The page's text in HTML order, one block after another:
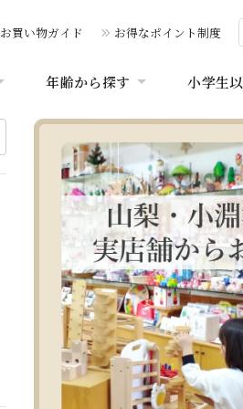
お買い物ガイド お得なポイント制度
年齢から探す 小学生